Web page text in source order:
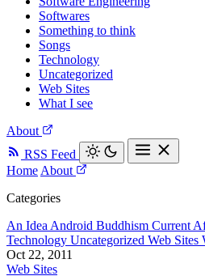
Softwares
Something to think
Songs
Technology
Uncategorized
Web Sites
What I see
About
RSS Feed
Home About
Categories
An Idea Android Buddhism Current
Technology Uncategorized Web Sites
Oct 22, 2011
Web Sites